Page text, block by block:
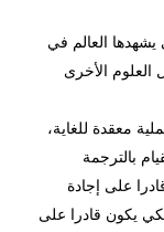
العالم في
العلوم الأخرى
معقدة للغاية،
بالترجمة
على إجادة
لكي يكون قادرا على